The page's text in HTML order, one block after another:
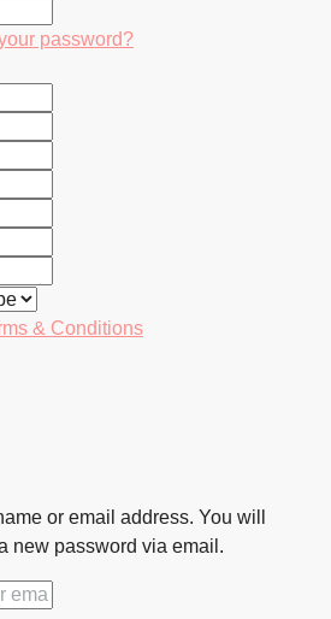
password?
& Conditions
or email address. You will
new password via email.